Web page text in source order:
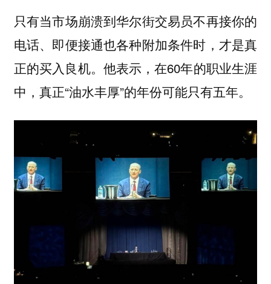
只有当市场崩溃到华尔街交易员不再接你的
电话、即便接通也各种附加条件时，才是真
正的买入良机。他表示，在60年的职业生涯
中，真正“油水丰厚”的年份可能只有五年。